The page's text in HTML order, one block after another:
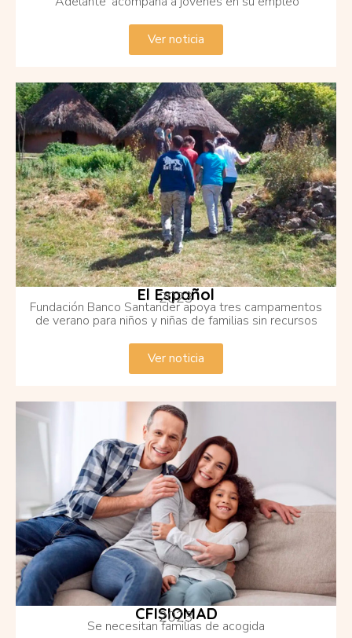
Ver noticia
El Español
2023
Fundación Banco Santander apoya tres campamentos
de verano para niños y niñas de familias sin recursos
Ver noticia
CFISIOMAD
2023
Se necesitan familias de acogida